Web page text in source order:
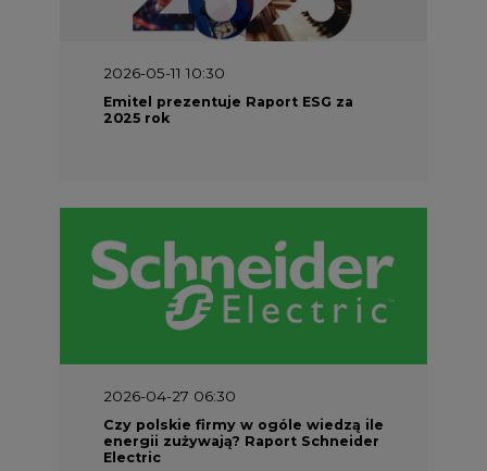
2026-05-11 10:30
Emitel prezentuje Raport ESG za
2025 rok
2026-04-27 06:30
Czy polskie firmy w ogóle wiedzą ile
energii zużywają? Raport Schneider
Electric